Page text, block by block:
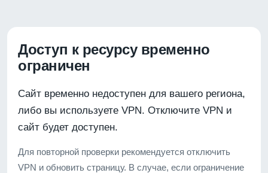
Доступ к ресурсу временно
ограничен
Сайт временно недоступен для вашего региона,
либо вы используете VPN. Отключите VPN и
сайт будет доступен.
Для повторной проверки рекомендуется отключить
VPN и обновить страницу. В случае, если ограничение